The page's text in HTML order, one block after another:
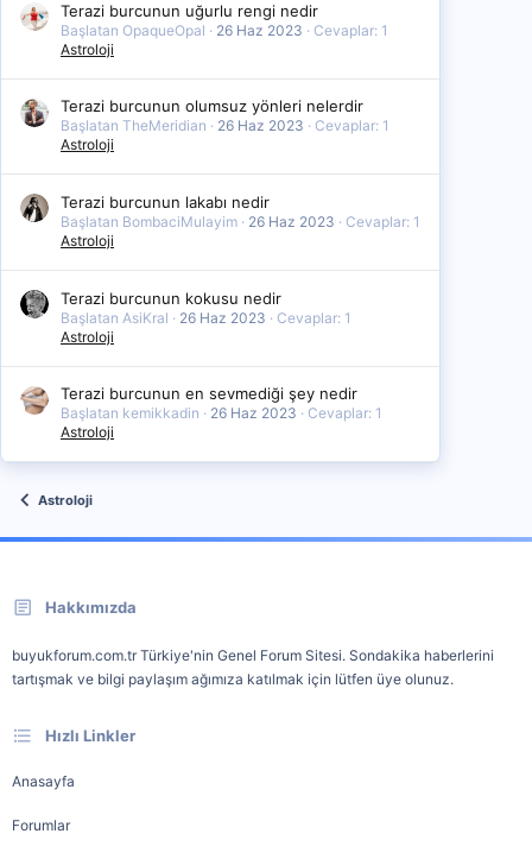
Terazi burcunun uğurlu rengi nedir
Başlatan OpaqueOpal 26 Haz 2023
Cevaplar: 1
Astroloji
Terazi burcunun olumsuz yönleri nelerdir
Başlatan TheMeridian 26 Haz 2023
Cevaplar: 1
Astroloji
Terazi burcunun lakabı nedir
Başlatan BombaciMulayim 26 Haz 2023
Cevaplar: 1
Astroloji
Terazi burcunun kokusu nedir
Başlatan AsiKral 26 Haz 2023
Cevaplar: 1
Astroloji
Terazi burcunun en sevmediği şey nedir
Başlatan kemikkadin 26 Haz 2023
Cevaplar: 1
Astroloji
Astroloji
Hakkımızda
buyukforum.com.tr Türkiye'nin Genel Forum Sitesi. Sondakika haberlerini
tartışmak ve bilgi paylaşım ağımıza katılmak için lütfen üye olunuz.
Hızlı Linkler
Anasayfa
Forumlar